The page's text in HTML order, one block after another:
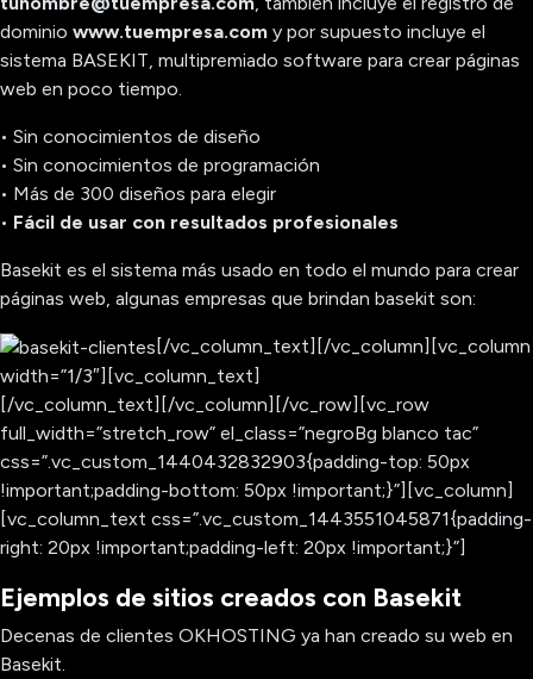
dominio www.tuempresa.com y por supuesto incluye el
sistema BASEKIT, multipremiado software para crear páginas
web en poco tiempo.
• Sin conocimientos de diseño
• Sin conocimientos de programación
• Más de 300 diseños para elegir
• Fácil de usar con resultados profesionales
Basekit es el sistema más usado en todo el mundo para crear
páginas web, algunas empresas que brindan basekit son:
[/vc_column_text][/vc_column][vc_column
width=”1/3″][vc_column_text]
[/vc_column_text][/vc_column][/vc_row][vc_row
full_width=”stretch_row” el_class=”negroBg blanco tac”
css=”.vc_custom_1440432832903{padding-top: 50px
!important;padding-bottom: 50px !important;}”][vc_column]
[vc_column_text css=”.vc_custom_1443551045871{padding-
right: 20px !important;padding-left: 20px !important;}”]
Ejemplos de sitios creados con Basekit
Decenas de clientes OKHOSTING ya han creado su web en
Basekit.